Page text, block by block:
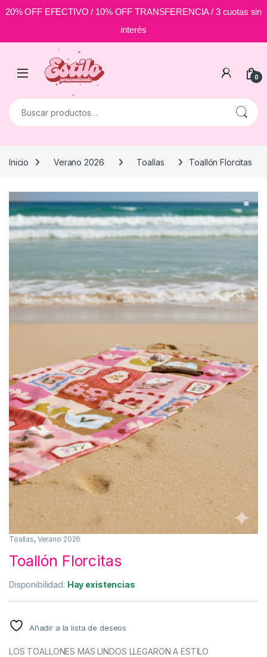
20% OFF EFECTIVO / 10% OFF TRANSFERENCIA / 3 cuotas sin
interés
Skip to navigation
0
Buscar por:
Inicio Verano 2026 Toallas Toallón Florcitas
Toallas, Verano 2026
Toallón Florcitas
Disponibilidad: Hay existencias
Añadir a la lista de deseos
LOS TOALLONES MAS LINDOS LLEGARON A ESTILO